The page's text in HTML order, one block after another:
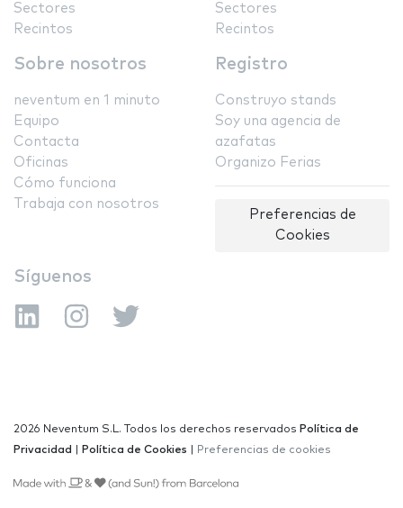
Sectores
Recintos
Sectores
Recintos
Sobre nosotros
neventum en 1 minuto
Equipo
Contacta
Oficinas
Cómo funciona
Trabaja con nosotros
Registro
Construyo stands
Soy una agencia de
azafatas
Organizo Ferias
Preferencias de
Cookies
Síguenos
2026 Neventum S.L. Todos los derechos reservados Política de
Privacidad
Política de Cookies Preferencias de cookies